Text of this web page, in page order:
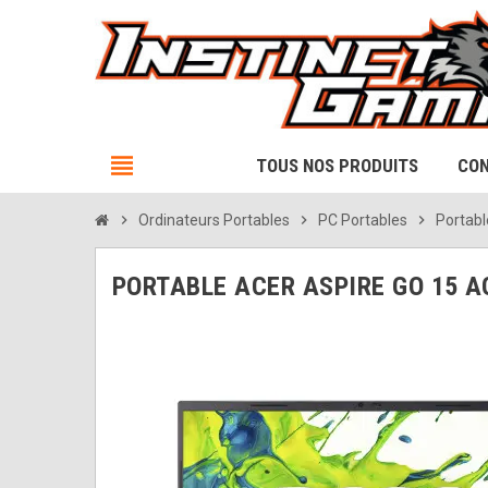
view_headline TOUS NOS PRODUITS
chevron_right Ordinateurs Portables chevron_right PC Portables chevron_right
PORTABLE ACER ASPIRE GO 15